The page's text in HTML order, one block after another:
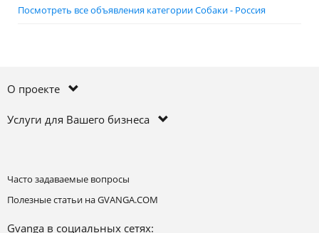
Посмотреть все объявления категории Собаки - Россия
О проекте
Услуги для Вашего бизнеса
Часто задаваемые вопросы
Полезные статьи на GVANGA.COM
Gvanga в социальных сетях: